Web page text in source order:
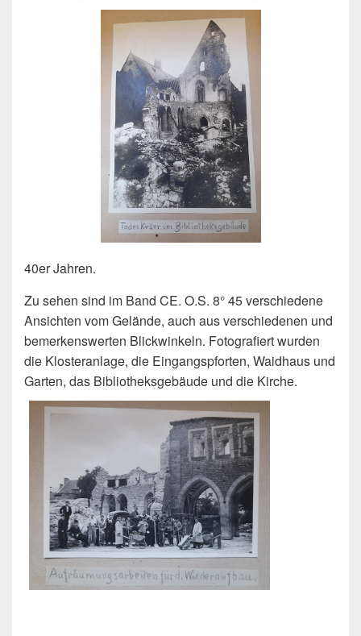
40er Jahren.
Zu sehen sind im Band CE. O.S. 8° 45 verschiedene
Ansichten vom Gelände, auch aus verschiedenen und
bemerkenswerten Blickwinkeln. Fotografiert wurden
die Klosteranlage, die Eingangspforten, Waidhaus und
Garten, das Bibliotheksgebäude und die Kirche.